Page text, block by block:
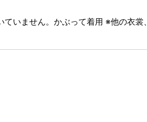
ていません。かぶって着用 ※他の